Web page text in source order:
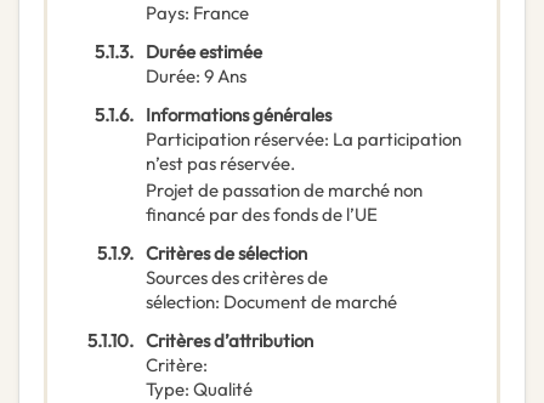
Pays: France
5.1.3. Durée estimée
Durée: 9Ans
5.1.6. Informations générales
Participation réservée: La participation
n’est pas réservée.
Projet de passation de marché non
financé par des fonds de l’UE
5.1.9. Critères de sélection
Sources des critères de
sélection: Document de marché
5.1.10. Critères d’attribution
Critère:
Type: Qualité